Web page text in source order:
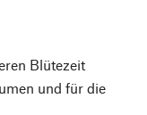
Blütezeit
und für die